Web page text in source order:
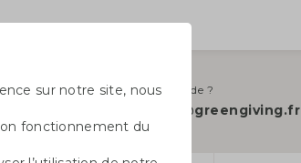
Besoin d’aide ?
info@greengiving.fr
sur notre site, nous
fonctionnement du